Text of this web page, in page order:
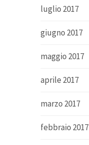
luglio 2017
giugno 2017
maggio 2017
aprile 2017
marzo 2017
febbraio 2017